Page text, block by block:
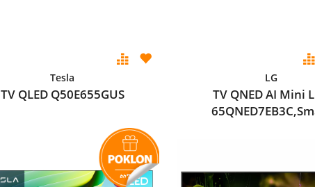
Tesla
TV QLED Q50E655GUS
LG
TV QNED AI Mini